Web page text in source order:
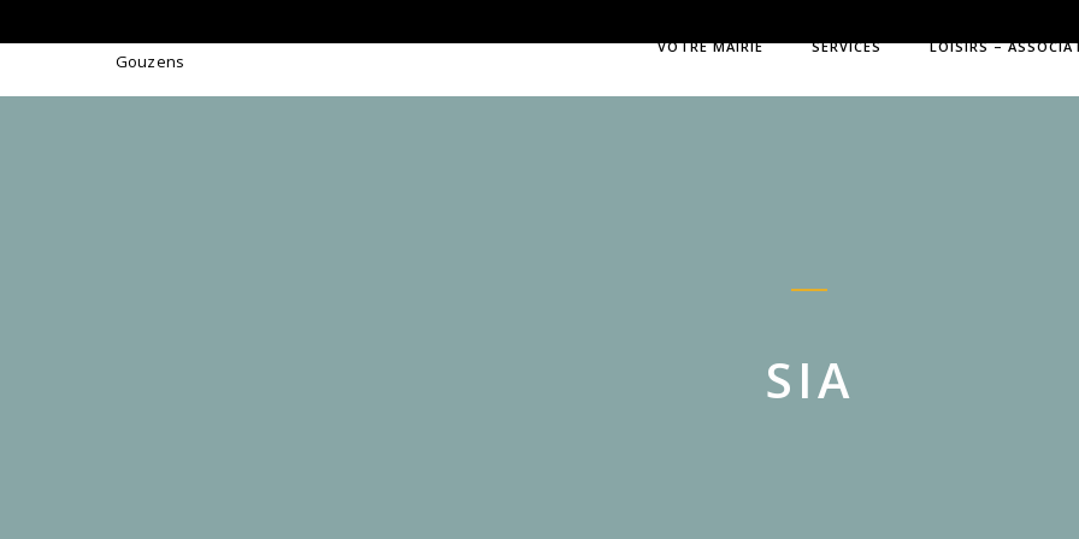
VOTRE MAIRIE SERVICES LOISIRS –
SIA